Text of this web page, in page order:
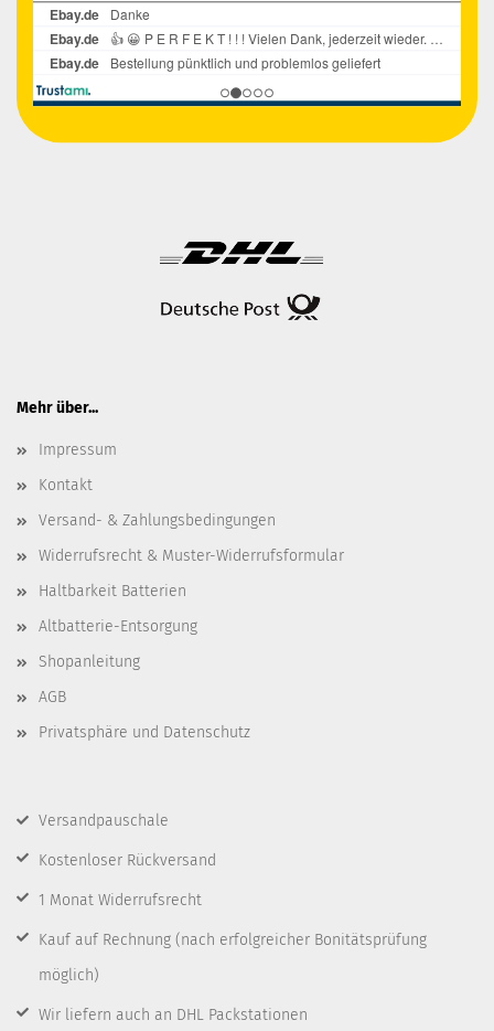
Mehr über...
Impressum
Kontakt
Versand- & Zahlungsbedingungen
Widerrufsrecht & Muster-Widerrufsformular
Haltbarkeit Batterien
Altbatterie-Entsorgung
Shopanleitung
AGB
Privatsphäre und Datenschutz
Versandpauschale
Kostenloser Rückversand
1 Monat Widerrufsrecht
Kauf auf Rechnung (nach erfolgreicher Bonitätsprüfung
möglich)
Wir liefern auch an DHL Packstationen